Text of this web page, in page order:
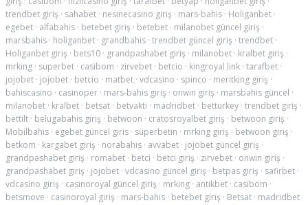
trendbet giriş · sahabet · nesinecasino giriş · mars-bahis · Holiganbet ·
egebet · alfabahis · betebet giriş · betebet · milanobet güncel giriş ·
marsbahis · holiganbet · grandbahis · trendbet güncel giriş · trendbet ·
Holiganbet giriş · bets10 · grandpashabet giriş · milanobet · kralbet giriş ·
mrking · superbet · casibom · zirvebet · betcio · kingroyal link · tarafbet ·
jojobet · jojobet · betcio · matbet · vdcasino · spinco · meritking giriş ·
bahiscasino · casinoper · mars-bahis giriş · onwin giriş · marsbahis güncel ·
milanobet · kralbet · betsat · betvakti · madridbet · betturkey · trendbet giriş ·
bettilt · belugabahis giriş · betwoon · cratosroyalbet giriş · betwoon giriş ·
Mobilbahis · egebet güncel giris · süperbetin · mrking giriş · betwoon giriş ·
betkom · kargabet giriş · norabahis · avvabet · jojobet güncel giriş ·
grandpashabet giriş · romabet · betci · betci giriş · zirvebet · onwin giriş ·
grandpashabet giriş · jojobet · vdcasino güncel giriş · betpas giriş · safirbet ·
vdcasino giriş · casinoroyal güncel giriş · mrking · antikbet · casibom ·
betsmove · casinoroyal giriş · mars-bahis · betebet giriş · Betsat · madridbet